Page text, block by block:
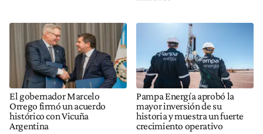
El gobernador Marcelo
Orrego firmó un acuerdo
histórico con Vicuña
Argentina
Pampa Energía aprobó la
mayor inversión de su
historia y muestra un fuerte
crecimiento operativo